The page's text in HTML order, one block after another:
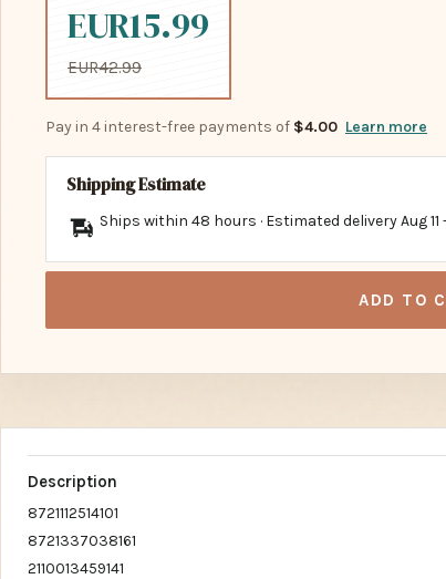
EUR15.99
EUR42.99
Pay in 4 interest-free payments of $4.00 Learn more
Shipping Estimate
Ships within 48 hours · Estimated deliveryAug 11
ADD TO
Description
8721112514101
8721337038161
2110013459141